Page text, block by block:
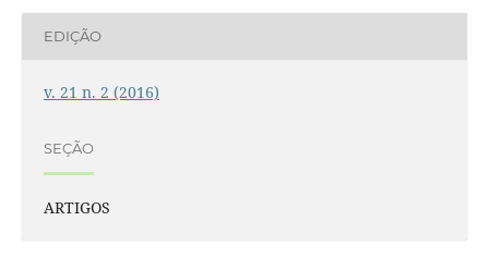
EDIÇÃO
v. 21 n. 2 (2016)
SEÇÃO
ARTIGOS